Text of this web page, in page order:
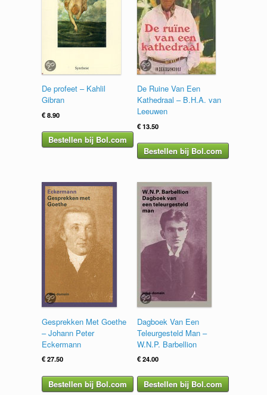
De profeet – Kahlil
Gibran
€8.90
Bestellen bij Bol.com
De Ruine Van Een
Kathedraal – B.H.A. van
Leeuwen
€13.50
Bestellen bij Bol.com
Gesprekken Met Goethe
– Johann Peter
Eckermann
€27.50
Bestellen bij Bol.com
Dagboek Van Een
Teleurgesteld Man –
W.N.P. Barbellion
€24.00
Bestellen bij Bol.com